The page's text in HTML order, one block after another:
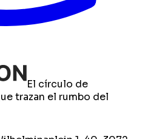
El círculo de
trazan el rumbo del